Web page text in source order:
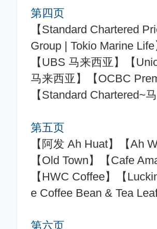
第四页
【Standard Chartered
Group | Tokio Marine
【UBS 马来西亚】【
马来西亚】【OCBC
【Standard Chartered~
第五页
【阿发 Ah Huat】【Ah
【Old Town】【Cafe
【HWC Coffee】【
e Coffee Bean & Tea
第六页